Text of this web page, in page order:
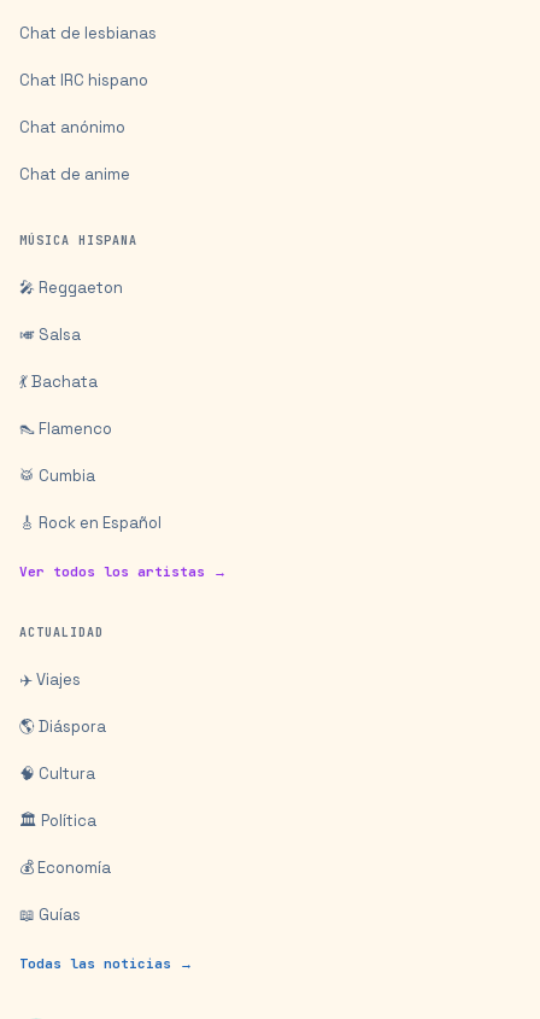
Chat de lesbianas
Chat IRC hispano
Chat anónimo
Chat de anime
MÚSICA HISPANA
🎤 Reggaeton
🎺 Salsa
💃 Bachata
👠 Flamenco
🥁 Cumbia
🎸 Rock en Español
Ver todos los artistas →
ACTUALIDAD
✈️ Viajes
🌎 Diáspora
🧠 Cultura
🏛️ Política
💰 Economía
📖 Guías
Todas las noticias →